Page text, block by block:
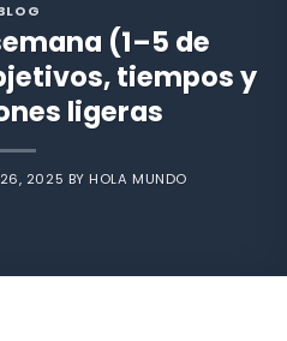
(1–5 de
tiempos y
ligeras
2025 BY HOLA MUNDO